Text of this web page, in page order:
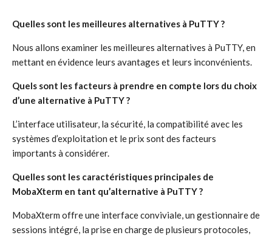
Quelles sont les meilleures alternatives à PuTTY ?
Nous allons examiner les meilleures alternatives à PuTTY, en
mettant en évidence leurs avantages et leurs inconvénients.
Quels sont les facteurs à prendre en compte lors du choix
d’une alternative à PuTTY ?
L’interface utilisateur, la sécurité, la compatibilité avec les
systèmes d’exploitation et le prix sont des facteurs
importants à considérer.
Quelles sont les caractéristiques principales de
MobaXterm en tant qu’alternative à PuTTY ?
MobaXterm offre une interface conviviale, un gestionnaire de
sessions intégré, la prise en charge de plusieurs protocoles,